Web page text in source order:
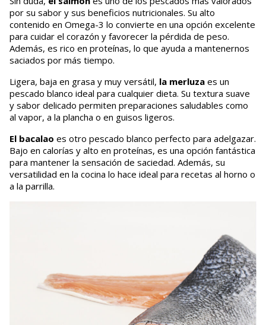
por su sabor y sus beneficios nutricionales. Su alto
contenido en Omega-3 lo convierte en una opción excelente
para cuidar el corazón y favorecer la pérdida de peso.
Además, es rico en proteínas, lo que ayuda a mantenernos
saciados por más tiempo.
Ligera, baja en grasa y muy versátil, la merluza es un
pescado blanco ideal para cualquier dieta. Su textura suave
y sabor delicado permiten preparaciones saludables como
al vapor, a la plancha o en guisos ligeros.
El bacalao es otro pescado blanco perfecto para adelgazar.
Bajo en calorías y alto en proteínas, es una opción fantástica
para mantener la sensación de saciedad. Además, su
versatilidad en la cocina lo hace ideal para recetas al horno o
a la parrilla.